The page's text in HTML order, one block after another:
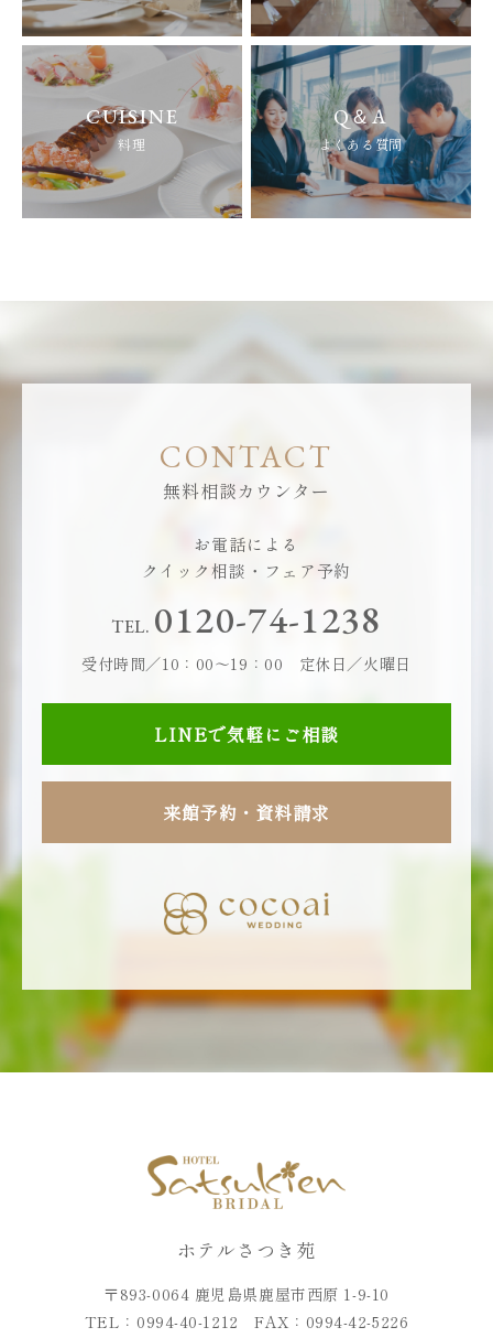
CUISINE
料理
Q＆A
よくある質問
CONTACT
無料相談カウンター
お電話による
クイック相談・フェア予約
TEL. 0120-74-1238
受付時間／10：00～19：00 定休日／火曜日
LINEで気軽にご相談
来館予約・資料請求
ホテルさつき苑
〒893-0064 鹿児島県鹿屋市西原 1-9-10
TEL：0994-40-1212 FAX：0994-42-5226